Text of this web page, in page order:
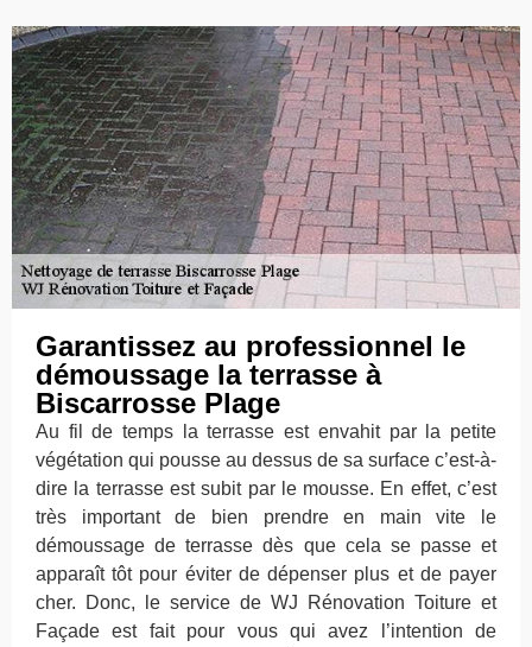
Garantissez au professionnel le
démoussage la terrasse à
Biscarrosse Plage
Au fil de temps la terrasse est envahit par la petite
végétation qui pousse au dessus de sa surface c’est-à-
dire la terrasse est subit par le mousse. En effet, c’est
très important de bien prendre en main vite le
démoussage de terrasse dès que cela se passe et
apparaît tôt pour éviter de dépenser plus et de payer
cher. Donc, le service de WJ Rénovation Toiture et
Façade est fait pour vous qui avez l’intention de